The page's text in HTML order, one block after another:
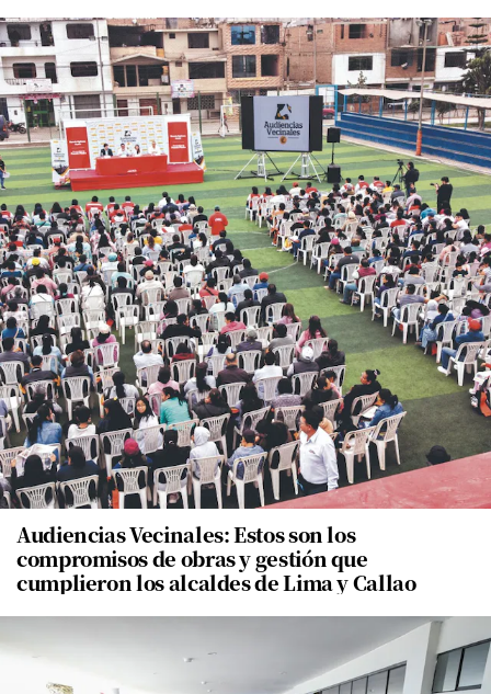
Audiencias Vecinales: Estos son los
compromisos de obras y gestión que
cumplieron los alcaldes de Lima y Callao